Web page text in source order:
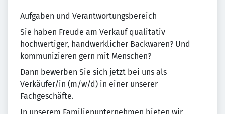
Aufgaben und Verantwortungsbereich
Sie haben Freude am Verkauf qualitativ
hochwertiger, handwerklicher Backwaren? Und
kommunizieren gern mit Menschen?
Dann bewerben Sie sich jetzt bei uns als
Verkäufer/in (m/w/d) in einer unserer
Fachgeschäfte.